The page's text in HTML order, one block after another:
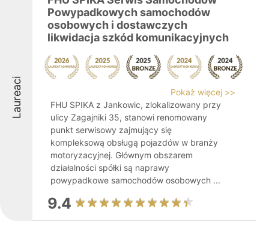
Laureaci
Powypadkowych samochodów
osobowych i dostawczych
likwidacja szkód komunikacyjnych
Pokaż więcej >>
FHU SPIKA z Jankowic, zlokalizowany przy
ulicy Zagajniki 35, stanowi renomowany
punkt serwisowy zajmujący się
kompleksową obsługą pojazdów w branży
motoryzacyjnej. Głównym obszarem
działalności spółki są naprawy
powypadkowe samochodów osobowych ...
9.4